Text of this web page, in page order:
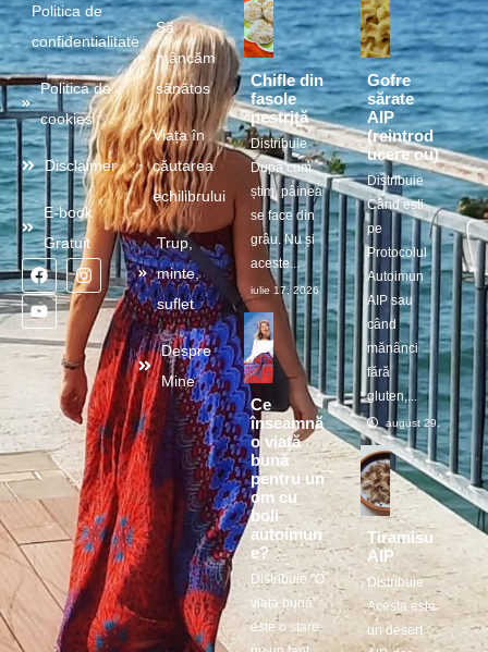
Politica de
confidentialitate
Politica de
cookies
Disclaimer
E-book
Gratuit
Să
mâncăm
sănătos
Viața în
căutarea
echilibrului
Trup,
minte,
suflet
Despre
Mine
Chifle din
fasole
pestriță
Distribuie
După cum
știm, pâinea
se face din
grâu. Nu și
aceste...
iulie 17, 2026
Ce
înseamnă
o viață
bună
pentru un
om cu
boli
autoimun
e?
Distribuie ”O
viață bună”
este o stare,
Gofre
sărate
AIP
(reintrod
ucere ou)
Distribuie
Când ești
pe
Protocolul
Autoimun
AIP sau
când
mănânci
fără
gluten,...
august 29, 2025
Tiramisu
AIP
Distribuie
Acesta este
un desert